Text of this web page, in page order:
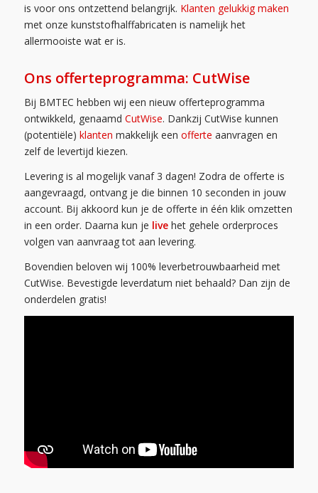
is voor ons ontzettend belangrijk. Klanten gelukkig maken
met onze kunststofhalffabricaten is namelijk het
allermooiste wat er is.
Ons offerteprogramma: CutWise
Bij BMTEC hebben wij een nieuw offerteprogramma
ontwikkeld, genaamd CutWise. Dankzij CutWise kunnen
(potentiële) klanten makkelijk een offerte aanvragen en
zelf de levertijd kiezen.
Levering is al mogelijk vanaf 3 dagen! Zodra de offerte is
aangevraagd, ontvang je die binnen 10 seconden in jouw
account. Bij akkoord kun je de offerte in één klik omzetten
in een order. Daarna kun je livehet gehele orderproces
volgen van aanvraag tot aan levering.
Bovendien beloven wij 100% leverbetrouwbaarheid met
CutWise. Bevestigde leverdatum niet behaald? Dan zijn de
onderdelen gratis!